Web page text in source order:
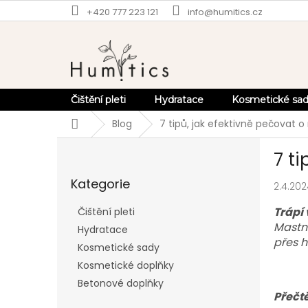
na
+420 777 223 121 info@humitics.cz
Čištění pleti Hydratace Kosmetické
DomůBlog 7 tipů, jak efektivně pečovat
kategorie
Kategorie
Čištění pleti
Hydratace
Kosmetické sady
Kosmetické doplňky
Betonové doplňky
7
Trápí
přes